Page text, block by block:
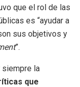
que el rol de las
es “ayudar a
sus objetivos y
”.
siempre la
que